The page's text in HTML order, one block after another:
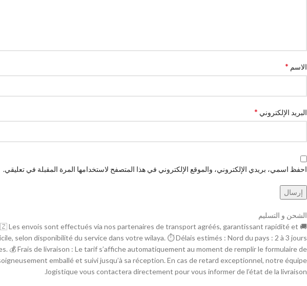
الاسم *
البريد الإلكتروني *
احفظ اسمي، بريدي الإلكتروني، والموقع الإلكتروني في هذا المتصفح لاستخدامها المرة المقبلة في تعليقي.
الشحن و التسليم
Les envois sont effectués via nos partenaires de transport agréés, garantissant rapidité et
selon disponibilité du service dans votre wilaya. ⏱ Délais estimés : Nord du pays : 2 à 3 jours
💰 Frais de livraison : Le tarif s’affiche automatiquement au moment de remplir le formulaire de
emballé et suivi jusqu’à sa réception. En cas de retard exceptionnel, notre équipe
logistique vous contactera directement pour vous informer de l’état de la livraison.